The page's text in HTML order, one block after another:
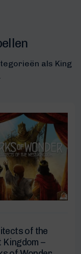
als King
of the
Kingdom –